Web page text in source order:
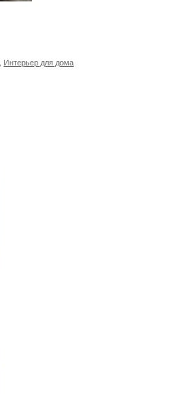
Интерьер для дома